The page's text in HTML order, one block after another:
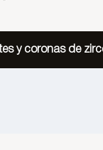
y coronas de